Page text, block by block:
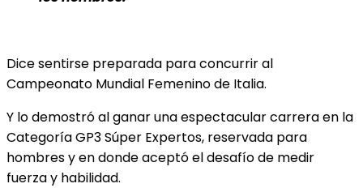
Dice sentirse preparada para concurrir al
Campeonato Mundial Femenino de Italia.
Y lo demostró al ganar una espectacular carrera en la
Categoría GP3 Súper Expertos, reservada para
hombres y en donde aceptó el desafío de medir
fuerza y habilidad.